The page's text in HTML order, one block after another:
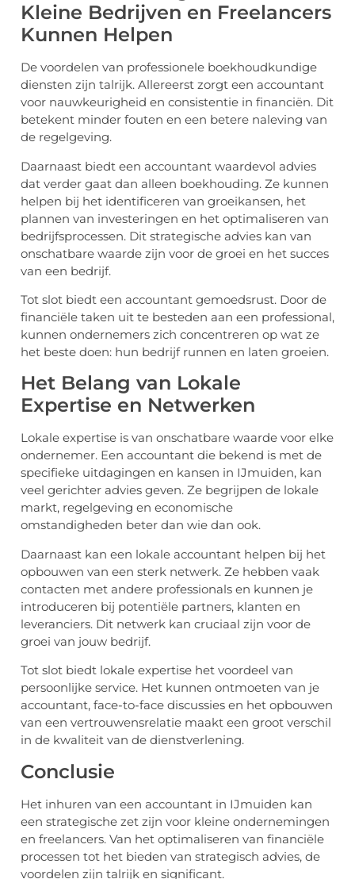
Kleine Bedrijven en Freelancers
Kunnen Helpen
De voordelen van professionele boekhoudkundige
diensten zijn talrijk. Allereerst zorgt een accountant
voor nauwkeurigheid en consistentie in financiën. Dit
betekent minder fouten en een betere naleving van
de regelgeving.
Daarnaast biedt een accountant waardevol advies
dat verder gaat dan alleen boekhouding. Ze kunnen
helpen bij het identificeren van groeikansen, het
plannen van investeringen en het optimaliseren van
bedrijfsprocessen. Dit strategische advies kan van
onschatbare waarde zijn voor de groei en het succes
van een bedrijf.
Tot slot biedt een accountant gemoedsrust. Door de
financiële taken uit te besteden aan een professional,
kunnen ondernemers zich concentreren op wat ze
het beste doen: hun bedrijf runnen en laten groeien.
Het Belang van Lokale
Expertise en Netwerken
Lokale expertise is van onschatbare waarde voor elke
ondernemer. Een accountant die bekend is met de
specifieke uitdagingen en kansen in IJmuiden, kan
veel gerichter advies geven. Ze begrijpen de lokale
markt, regelgeving en economische
omstandigheden beter dan wie dan ook.
Daarnaast kan een lokale accountant helpen bij het
opbouwen van een sterk netwerk. Ze hebben vaak
contacten met andere professionals en kunnen je
introduceren bij potentiële partners, klanten en
leveranciers. Dit netwerk kan cruciaal zijn voor de
groei van jouw bedrijf.
Tot slot biedt lokale expertise het voordeel van
persoonlijke service. Het kunnen ontmoeten van je
accountant, face-to-face discussies en het opbouwen
van een vertrouwensrelatie maakt een groot verschil
in de kwaliteit van de dienstverlening.
Conclusie
Het inhuren van een accountant in IJmuiden kan
een strategische zet zijn voor kleine ondernemingen
en freelancers. Van het optimaliseren van financiële
processen tot het bieden van strategisch advies, de
voordelen zijn talrijk en significant.